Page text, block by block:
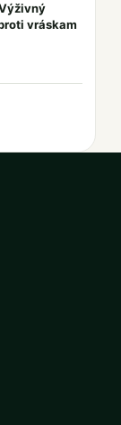
vráskam